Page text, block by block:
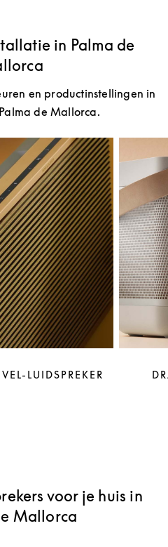
in Palma de
en productinstellingen in
de Mallorca.
LUIDSPREKER
voor je huis in
Mallorca